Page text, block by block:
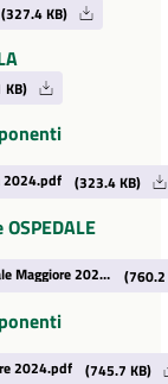
(327.4 KB)
2024.pdf (323.4 KB)
Ambulatorio medicina trasfusionale Ospedale Maggiore 2024.pdf (760.2
2024.pdf (745.7 KB)